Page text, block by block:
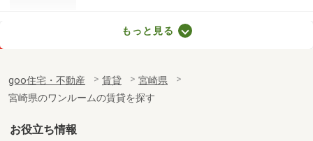
宮崎県宮崎市霧島３丁目
専有面積
26.08m²
間取り
1K
宮崎県宮崎市霧島３丁目
もっと見る
goo住宅・不動産 賃貸
宮崎県
宮崎県のワンルームの賃貸を探す
お役立ち情報